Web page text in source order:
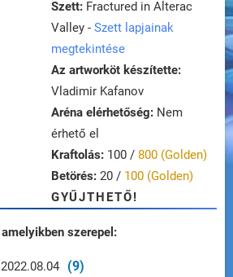
Szett: Fractured in Alterac
Valley - Szett lapjainak
megtekintése
Az artworköt készítette:
Vladimir Kafanov
Aréna elérhetőség: Nem
érhető el
Kraftolás: 100 / 800 (Golden)
Betörés: 20 / 100 (Golden)
GYŰJTHETŐ!
szerepel:
(9)